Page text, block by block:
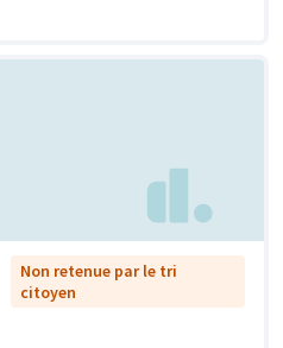
Non retenue par le tri
citoyen